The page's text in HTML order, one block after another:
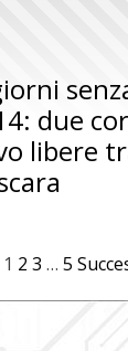
due
libere
1 2 3 … 5